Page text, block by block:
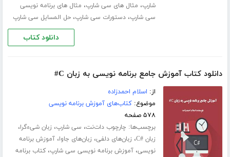
شارپ، مثال های سی شارپ، مثال های برنامه نویسی
سی شارپ،دستورات سی شارپ،حل المسایل سی شارپ
دانلود کتاب
دانلود کتاب آموزش جامع برنامه نویسی به زبان C#
از: اسلام احمدزاده
موضوع:کتاب‌های آموزش برنامه نویسی
۵۷۸ صفحه
برچسب‌ها: چارچوب دات‌نت، سی شارپ، زبان شیءگرا،
زبان #C ، زبان‌های دلفی، زبان‌های جاوا،آموزش برنامه
نویسی،آموزش برنامه نویسی سی شارپ،کتاب برنامه